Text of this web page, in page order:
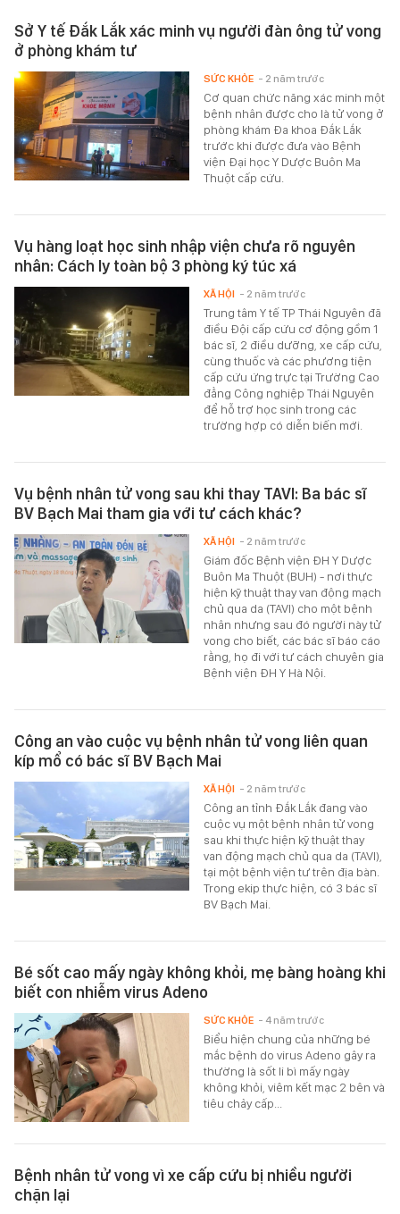
Sở Y tế Đắk Lắk xác minh vụ người đàn ông tử vong
ở phòng khám tư
Cơ quan chức năng xác minh một
bệnh nhân được cho là tử vong ở
phòng khám Đa khoa Đắk Lắk
trước khi được đưa vào Bệnh
viện Đại học Y Dược Buôn Ma
Thuột cấp cứu.
SỨC KHỎE - 2 năm trước
Vụ hàng loạt học sinh nhập viện chưa rõ nguyên
nhân: Cách ly toàn bộ 3 phòng ký túc xá
Trung tâm Y tế TP Thái Nguyên đã
điều Đội cấp cứu cơ động gồm 1
bác sĩ, 2 điều dưỡng, xe cấp cứu,
cùng thuốc và các phương tiện
cấp cứu ứng trực tại Trường Cao
đẳng Công nghiệp Thái Nguyên
để hỗ trợ học sinh trong các
trường hợp có diễn biến mới.
XÃ HỘI - 2 năm trước
Vụ bệnh nhân tử vong sau khi thay TAVI: Ba bác sĩ
BV Bạch Mai tham gia với tư cách khác?
Giám đốc Bệnh viện ĐH Y Dược
Buôn Ma Thuột (BUH) - nơi thực
hiện kỹ thuật thay van động mạch
chủ qua da (TAVI) cho một bệnh
nhân nhưng sau đó người này tử
vong cho biết, các bác sĩ báo cáo
rằng, họ đi với tư cách chuyên gia
Bệnh viện ĐH Y Hà Nội.
XÃ HỘI - 2 năm trước
Công an vào cuộc vụ bệnh nhân tử vong liên quan
kíp mổ có bác sĩ BV Bạch Mai
Công an tỉnh Đắk Lắk đang vào
cuộc vụ một bệnh nhân tử vong
sau khi thực hiện kỹ thuật thay
van động mạch chủ qua da (TAVI),
tại một bệnh viện tư trên địa bàn.
Trong ekip thực hiện, có 3 bác sĩ
BV Bạch Mai.
XÃ HỘI - 2 năm trước
Bé sốt cao mấy ngày không khỏi, mẹ bàng hoàng khi
biết con nhiễm virus Adeno
Biểu hiện chung của những bé
mắc bệnh do virus Adeno gây ra
thường là sốt li bì mấy ngày
không khỏi, viêm kết mạc 2 bên và
tiêu chảy cấp...
SỨC KHỎE - 4 năm trước
Bệnh nhân tử vong vì xe cấp cứu bị nhiều người
chặn lại